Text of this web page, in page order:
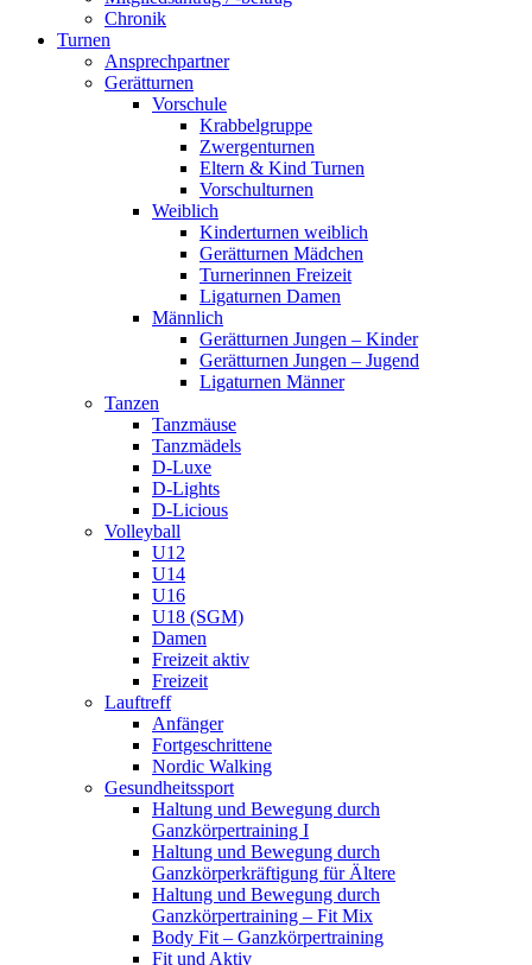
Chronik
Turnen
Ansprechpartner
Gerätturnen
Vorschule
Krabbelgruppe
Zwergenturnen
Eltern & Kind Turnen
Vorschulturnen
Weiblich
Kinderturnen weiblich
Gerätturnen Mädchen
Turnerinnen Freizeit
Ligaturnen Damen
Männlich
Gerätturnen Jungen – Kinder
Gerätturnen Jungen – Jugend
Ligaturnen Männer
Tanzen
Tanzmäuse
Tanzmädels
D-Luxe
D-Lights
D-Licious
Volleyball
U12
U14
U16
U18 (SGM)
Damen
Freizeit aktiv
Freizeit
Lauftreff
Anfänger
Fortgeschrittene
Nordic Walking
Gesundheitssport
Haltung und Bewegung durch
Ganzkörpertraining I
Haltung und Bewegung durch
Ganzkörperkräftigung für Ältere
Haltung und Bewegung durch
Ganzkörpertraining – Fit Mix
Body Fit – Ganzkörpertraining
Fit und Aktiv